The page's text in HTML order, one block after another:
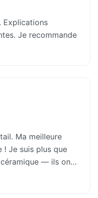
Explications
Je recommande
Ma meilleure
! Je suis plus que
— ils ont
ressenti est
Ma meilleure
! Je suis plus que
— ils ont
ressenti est